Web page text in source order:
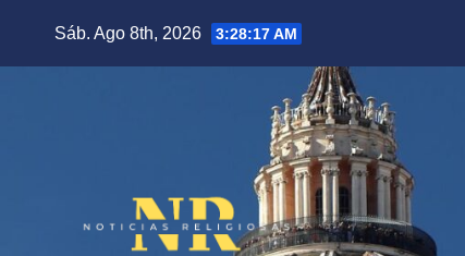
Sáb. Ago 8th, 2026 3:28:18 AM